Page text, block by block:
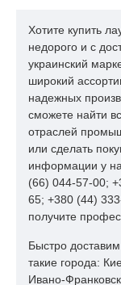
Клетт, 5% раствор,
pH 3% раствора
Содержание
веществ, вес. %
Доля
части, вес. %, н. б.
Содержание
н. б.
Содержание NaCl,
Содержание
н. б.
Хотите купить
недорого и с
украинский
широкий
надежных
сможете найти
отраслей
или сделать
информации у
(66) 044-57-00;
65; +380 (44)
получите
Быстро
такие города:
Ивано-